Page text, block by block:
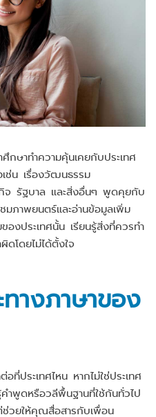
ศึกษาทำความคุ้นเคยกับประเทศ
ช่น เรื่องวัฒนธรรม
จ รัฐบาล และสิ่งอื่นๆ พูดคุยกับ
มภาพยนตร์และอ่านข้อมูลเพิ่ม
องประเทศนั้น เรียนรู้สิ่งที่ควรทำ
ดโดยไม่ได้ตั้งใจ
างภาษาของ
ที่ประเทศไหน หากไม่ใช่ประเทศ
พูดหรือวลีพื้นฐานที่ใช้กันทั่วไป
ช่วยให้คุณสื่อสารกับเพื่อน